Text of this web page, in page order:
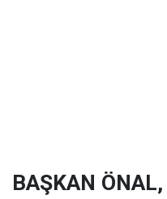
BAŞKAN